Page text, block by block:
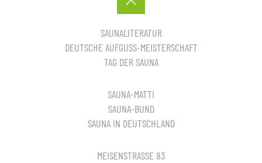
SAUNALITERATUR
DEUTSCHE AUFGUSS-MEISTERSCHAFT
TAG DER SAUNA
SAUNA-MATTI
SAUNA-BUND
SAUNA IN DEUTSCHLAND
MEISENSTRASSE 83